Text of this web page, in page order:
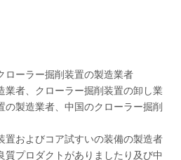
ローラー掘削装置の製造業者
業者、クローラー掘削装置の卸し業
製造業者、中国のクローラー掘削
置およびコア試すいの装備の製造者
質プロダクトがありましたり及び中